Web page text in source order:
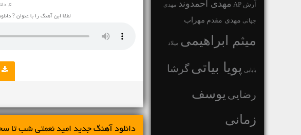
آرش AP مهدی احمدوند مهدی
جهانی مهدی مقدم مهراب
میثم ابراهیمی میلاد
بابایی پویا بیاتیگرشا
رضایی یوسف
زمانی
♫
لطفا این آهنگ را با عنوان ?
دانلود آهنگ جديد امید نعمتی شب تا سحر با 2 کیفیت و